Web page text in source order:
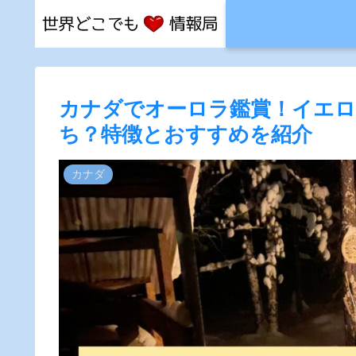
カナダでオーロラ鑑賞！イエ
ち？特徴とおすすめを紹介
カナダ